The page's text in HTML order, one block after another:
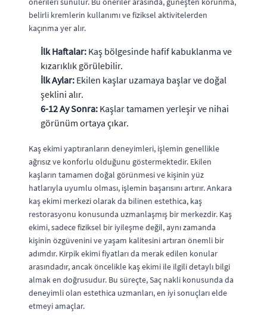
belirli kremlerin kullanımı ve fiziksel aktivitelerden
kaçınma yer alır.
İlk Haftalar: Kaş bölgesinde hafif kabuklanma ve
kızarıklık görülebilir.
İlk Aylar: Ekilen kaşlar uzamaya başlar ve doğal
şeklini alır.
6-12 Ay Sonra: Kaşlar tamamen yerleşir ve nihai
görünüm ortaya çıkar.
Kaş ekimi yaptıranların deneyimleri, işlemin genellikle
ağrısız ve konforlu olduğunu göstermektedir. Ekilen
kaşların tamamen doğal görünmesi ve kişinin yüz
hatlarıyla uyumlu olması, işlemin başarısını artırır. Ankara
kaş ekimi merkezi olarak da bilinen estethica, kaş
restorasyonu konusunda uzmanlaşmış bir merkezdir. Kaş
ekimi, sadece fiziksel bir iyileşme değil, aynı zamanda
kişinin özgüvenini ve yaşam kalitesini artıran önemli bir
adımdır. Kirpik ekimi fiyatları da merak edilen konular
arasındadır, ancak öncelikle kaş ekimi ile ilgili detaylı bilgi
almak en doğrusudur. Bu süreçte, Saç nakli konusunda da
deneyimli olan estethica uzmanları, en iyi sonuçları elde
etmeyi amaçlar.